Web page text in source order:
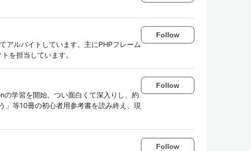
アルバイトしています。主にPHPフレーム
を担当しています。
Follow
学習を開始。つい面白くて深入りし、約
」等10冊の初心者用参考書を読み終え、現
Follow
Follow